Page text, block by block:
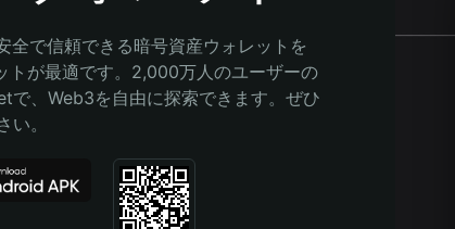
全で信頼できる暗号資産ウォレットを
トが最適です。2,000万人のユーザーの
で、Web3を自由に探索できます。ぜひ
。